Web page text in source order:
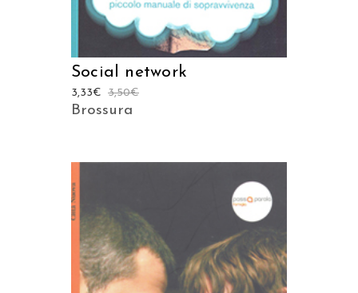
Social network
3,50€
3,33€
Brossura